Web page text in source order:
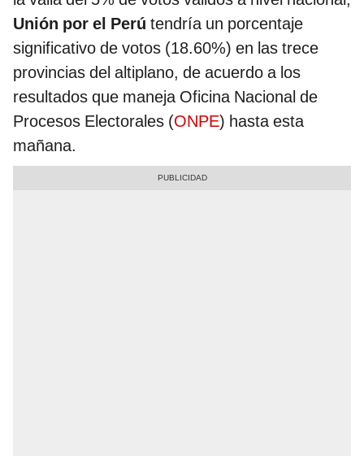
Unión por el Perú tendría un porcentaje
significativo de votos (18.60%) en las trece
provincias del altiplano, de acuerdo a los
resultados que maneja Oficina Nacional de
Procesos Electorales (ONPE) hasta esta
mañana.